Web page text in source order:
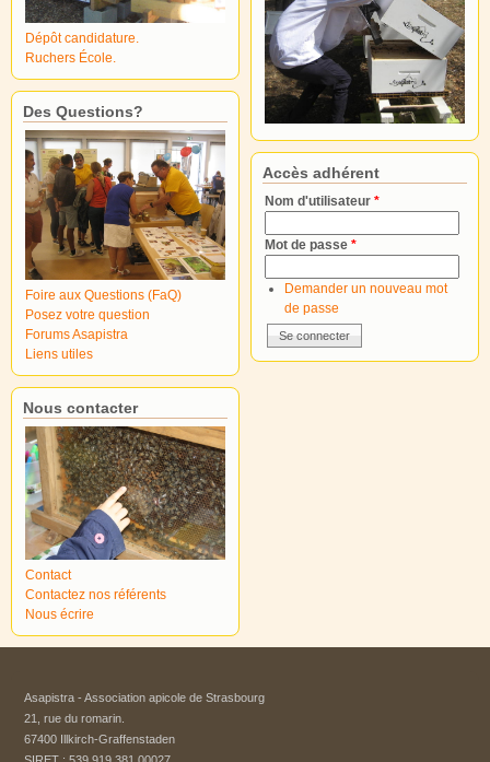
Dépôt candidature.
Ruchers École.
Des Questions?
Foire aux Questions (FaQ)
Posez votre question
Forums Asapistra
Liens utiles
Nous contacter
Contact
Contactez nos référents
Nous écrire
Accès adhérent
Nom d'utilisateur *
Mot de passe *
Demander un nouveau mot
de passe
Asapistra - Association apicole de Strasbourg​
21, rue du romarin.
67400 Illkirch-Graffenstaden